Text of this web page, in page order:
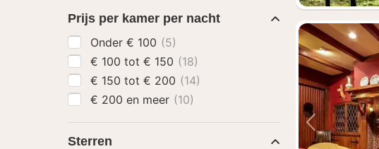
Vorige
Prijs per kamer per nacht
Onder € 100 (5)
€ 100 tot € 150 (18)
€ 150 tot € 200 (14)
€ 200 en meer (10)
Sterren